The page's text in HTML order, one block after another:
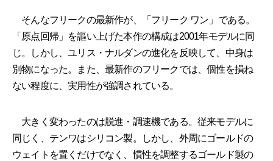
そんなフリークの最新作が、「フリーク ワン」である。
「原点回帰」を謳い上げた本作の構成は2001年モデルに同
じ。しかし、ユリス・ナルダンの進化を反映して、中身は
別物になった。また、最新作のフリークでは、個性を損ね
ない程度に、実用性が強調されている。
大きく変わったのは脱進・調速機である。従来モデルに
同じく、テンワはシリコン製。しかし、外周にゴールドの
ウェイトを置くだけでなく、慣性を調整するゴールド製の